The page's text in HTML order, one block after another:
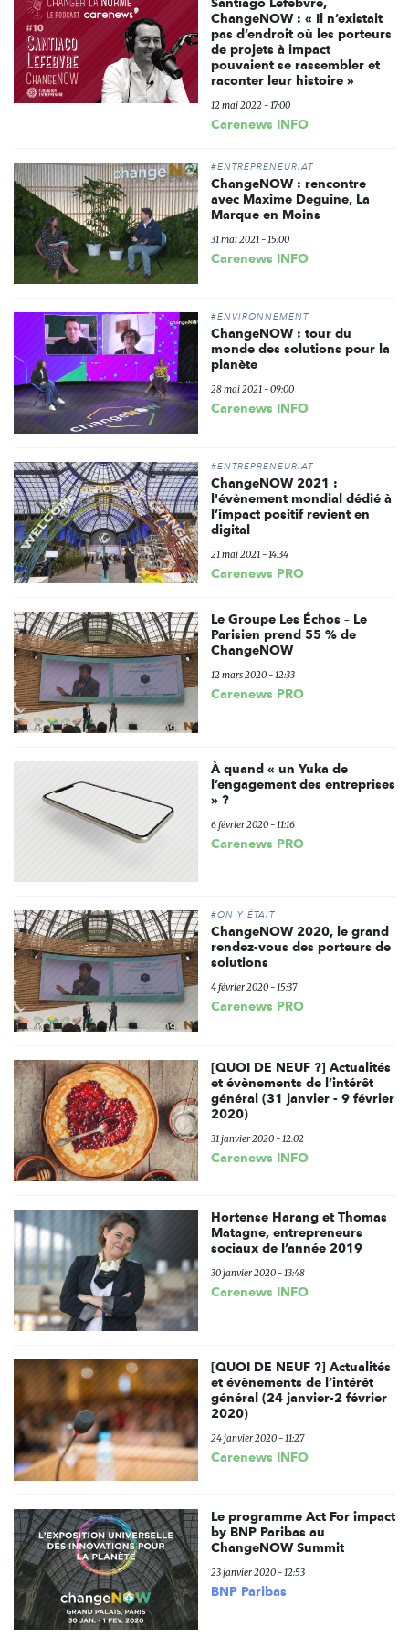
ChangeNOW : « Il n’existait
pas d’endroit où les porteurs
de projets à impact
pouvaient se rassembler et
raconter leur histoire »
12 mai 2022 - 17:00
Carenews INFO
#ENTREPRENEURIAT
ChangeNOW : rencontre
avec Maxime Deguine, La
Marque en Moins
31 mai 2021 - 15:00
Carenews INFO
#ENVIRONNEMENT
ChangeNOW : tour du
monde des solutions pour la
planète
28 mai 2021 - 09:00
Carenews INFO
#ENTREPRENEURIAT
ChangeNOW 2021 :
l'évènement mondial dédié à
l’impact positif revient en
digital
21 mai 2021 - 14:34
Carenews PRO
Le Groupe Les Échos – Le
Parisien prend 55 % de
ChangeNOW
12 mars 2020 - 12:33
Carenews PRO
À quand « un Yuka de
l’engagement des entreprises
» ?
6 février 2020 - 11:16
Carenews PRO
#ON Y ÉTAIT
ChangeNOW 2020, le grand
rendez-vous des porteurs de
solutions
4 février 2020 - 15:37
Carenews PRO
[QUOI DE NEUF ?] Actualités
et évènements de l’intérêt
général (31 janvier - 9 février
2020)
31 janvier 2020 - 12:02
Carenews INFO
Hortense Harang et Thomas
Matagne, entrepreneurs
sociaux de l’année 2019
30 janvier 2020 - 13:48
Carenews INFO
[QUOI DE NEUF ?] Actualités
et évènements de l’intérêt
général (24 janvier-2 février
2020)
24 janvier 2020 - 11:27
Carenews INFO
Le programme Act For impact
by BNP Paribas au
ChangeNOW Summit
23 janvier 2020 - 12:53
BNP Paribas